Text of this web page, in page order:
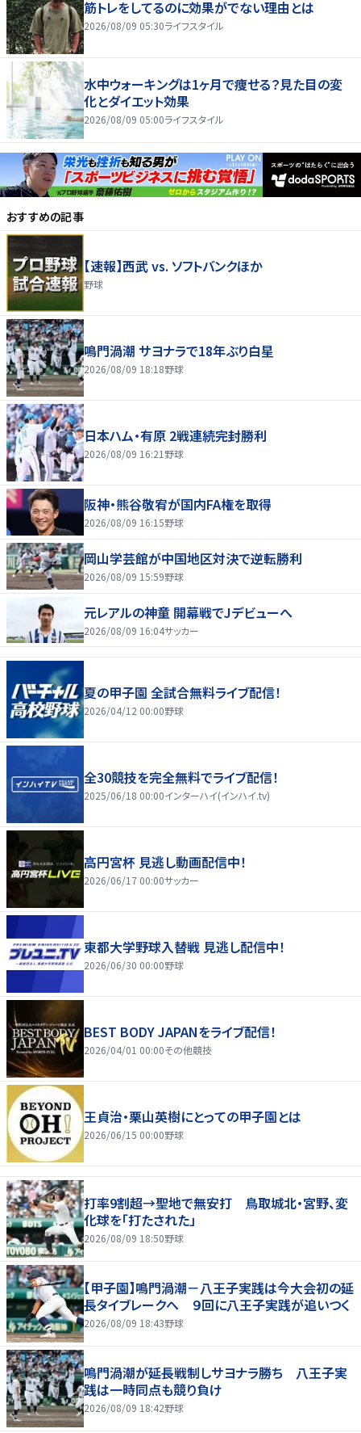
筋トレをしてるのに効果がでない理由とは
2026/08/09 05:30ライフスタイル
水中ウォーキングは1ヶ月で痩せる？見た目の変
化とダイエット効果
2026/08/09 05:00ライフスタイル
おすすめの記事
【速報】西武 vs. ソフトバンクほか
野球
鳴門渦潮 サヨナラで18年ぶり白星
2026/08/09 18:18野球
日本ハム・有原 2戦連続完封勝利
2026/08/09 16:21 野球
阪神・熊谷敬宥が国内FA権を取得
2026/08/09 16:15野球
岡山学芸館が中国地区対決で逆転勝利
2026/08/09 15:59野球
元レアルの神童 開幕戦でJデビューへ
2026/08/09 16:04サッカー
夏の甲子園 全試合無料ライブ配信！
2026/04/12 00:00野球
全30競技を完全無料でライブ配信！
2025/06/18 00:00インターハイ(インハイ.tv)
高円宮杯 見逃し動画配信中！
2026/06/17 00:00サッカー
東都大学野球入替戦 見逃し配信中！
2026/06/30 00:00野球
BEST BODY JAPANをライブ配信！
2026/04/01 00:00その他競技
王貞治・栗山英樹にとっての甲子園とは
2026/06/15 00:00野球
打率9割超→聖地で無安打 鳥取城北・宮野、変
化球を「打たされた」
2026/08/09 18:50野球
【甲子園】鳴門渦潮－八王子実践は今大会初の延
長タイブレークへ ９回に八王子実践が追いつく
2026/08/09 18:43野球
鳴門渦潮が延長戦制しサヨナラ勝ち 八王子実
践は一時同点も競り負け
2026/08/09 18:42野球